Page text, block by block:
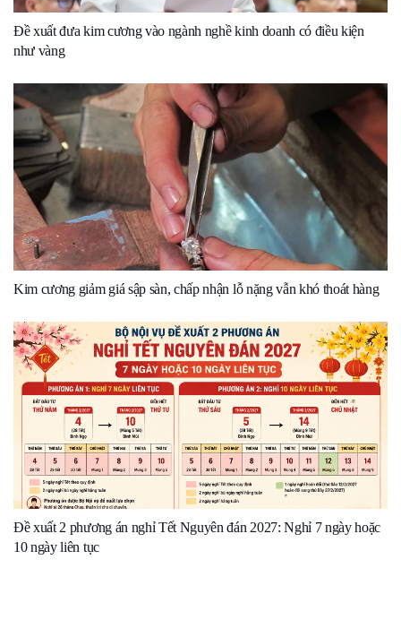
Đề xuất đưa kim cương vào ngành nghề kinh doanh có điều kiện
như vàng
Kim cương giảm giá sập sàn, chấp nhận lỗ nặng vẫn khó thoát hàng
Đề xuất 2 phương án nghỉ Tết Nguyên đán 2027: Nghỉ 7 ngày hoặc
10 ngày liên tục